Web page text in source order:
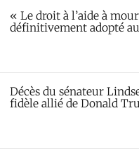
« Le droit à l’aide à
définitivement adopté
Décès du sénateur
fidèle allié de Donald